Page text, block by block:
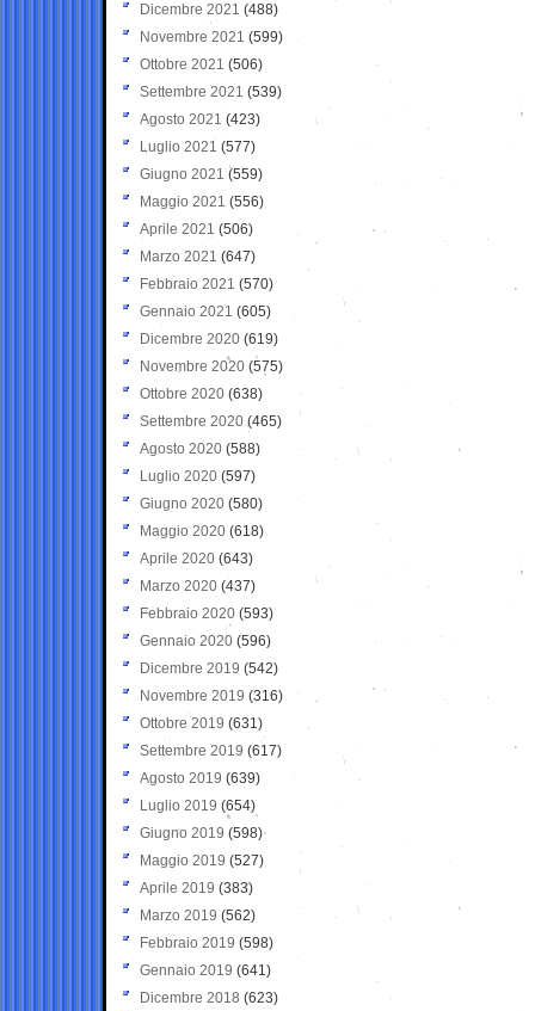
Dicembre 2021 (488)
Novembre 2021 (599)
Ottobre 2021 (506)
Settembre 2021 (539)
Agosto 2021 (423)
Luglio 2021 (577)
Giugno 2021(559)
Maggio 2021 (556)
Aprile 2021 (506)
Marzo 2021 (647)
Febbraio 2021 (570)
Gennaio 2021 (605)
Dicembre 2020 (619)
Novembre 2020 (575)
Ottobre 2020 (638)
Settembre 2020(465)
Agosto 2020 (588)
Luglio 2020 (597)
Giugno 2020 (580)
Maggio 2020 (618)
Aprile 2020 (643)
Marzo 2020 (437)
Febbraio 2020 (593)
Gennaio 2020 (596)
Dicembre 2019 (542)
Novembre 2019 (316)
Ottobre 2019 (631)
Settembre 2019 (617)
Agosto 2019 (639)
Luglio 2019 (654)
Giugno 2019 (598)
Maggio 2019 (527)
Aprile 2019 (383)
Marzo 2019 (562)
Febbraio 2019 (598)
Gennaio 2019 (641)
Dicembre 2018 (623)